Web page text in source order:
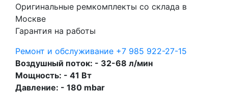
Оригинальные ремкомплекты со склада в
Москве
Гарантия на работы
Ремонт и обслуживание +7 985 922-27-15
Воздушный поток: - 32-68 л/мин
Мощность: - 41 Вт
Давление: - 180 mbar